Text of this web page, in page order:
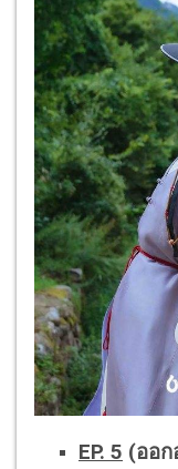
EP. 5 (ออ